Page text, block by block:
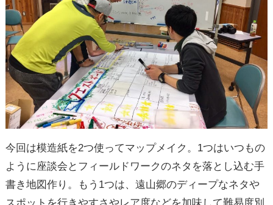
今回は模造紙を2つ使ってマップメイク。1つはいつもの
ように座談会とフィールドワークのネタを落とし込む手
書き地図作り。もう1つは、遠山郷のディープなネタや
スポットを行きやすさやレア度などを加味して難易度別